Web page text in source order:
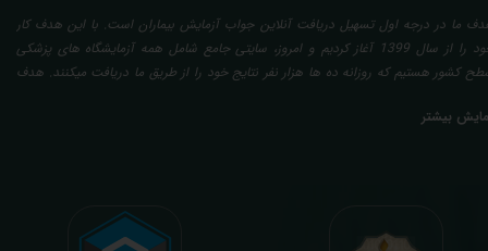
ما در درجه اول تسهیل دریافت آنلاین جواب آزمایش بیماران است. با این هدف کار
خود را از سال 1399 آغاز کردیم و امروز، سایتی جامع شامل همه آزمایشگاه های پزشکی
کشور هستیم که روزانه ده ها هزار نفر نتایج خود را از طریق ما دریافت میکنند. هدف
با تایید و مهر پزشک متخصص) میباشد. رسالت ما در تفسیر، استخراج حداکثر
بیمه ها، افزایش تمایل افراد به انجام آزمایش (با دریافت اطلاعاتی دقیقتر، کاربردی، قابل
و شخصی سازی شده) میگردد. تا درنهایت به جامعه ای سالم تر برای تبدیل شدن به
بیشتر